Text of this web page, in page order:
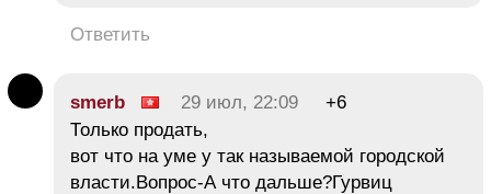
Ответить
smerb 29 июл, 22:09
+6
Только продать,
вот что на уме у так называемой городской
власти.Вопрос-А что дальше?Гурвиц